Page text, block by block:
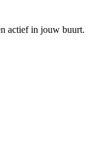
actief in jouw buurt.